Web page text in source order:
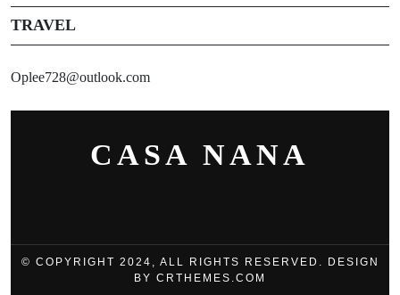
TRAVEL
Oplee728@outlook.com
CASA NANA
© COPYRIGHT 2024, ALL RIGHTS RESERVED. DESIGN
BY CRTHEMES.COM